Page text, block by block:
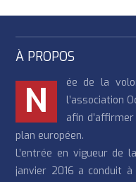
À PROPOS
N
ée de la
l’association
afin
plan européen.
L’entrée en vigueur de
janvier 2016 a conduit